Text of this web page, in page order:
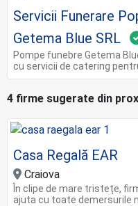
Servicii Funerare
Getema Blue SRL
Pompe funebre Getema
cu servicii de catering
4 firme sugerate din
Casa Regală EAR
Craiova
În clipe de mare tristețe,
ajuta cu toate demersurile